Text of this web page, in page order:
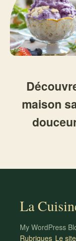
maison
La
My WordPress
Rubriques Le site